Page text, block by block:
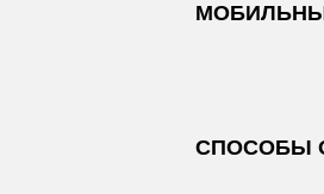
СПОСОБЫ